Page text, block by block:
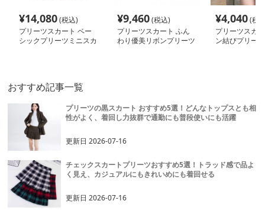
¥14,080(税込)
プリーツスカート ベー
シックプリーツミニスカ
¥9,460(税込)
プリーツスカート ふん
わり優美リボンプリーツ
¥4,040(税
プリーツスカ
ン結びプリー
おすすめ記事一覧
プリーツの黒スカート おすすめ5選！どんなトップスとも相
性がよく、着回し力抜群で通勤にも普段使いにも活躍
更新日2026-07-16
チェックスカートプリーツおすすめ5選！トラッド感で品よ
く見え、カジュアルにもきれいめにも着回せる
更新日2026-07-16